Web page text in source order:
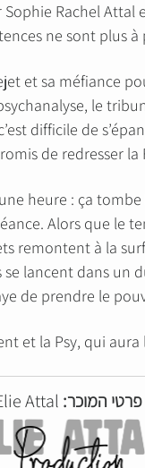
Sophie Rachel Attal
ne sont plus à
et sa méfiance
le
difficile de
de redresser la
heure : ça tombe
Alors que le
remontent à la
lancent dans un
de prendre le
פרטי המוכר: Attal